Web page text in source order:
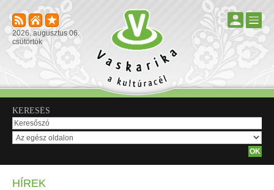
2026. augusztus 06.
csütörtök
KERESÉS
HÍREK